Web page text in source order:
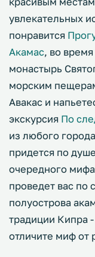
увлекательных
понравится
Акамас, во
монастырь
морским
Авакас и
экскурсия По
из любого
придется по
очередного
проведет вас
полуострова
традиции Кипра
отличите миф от